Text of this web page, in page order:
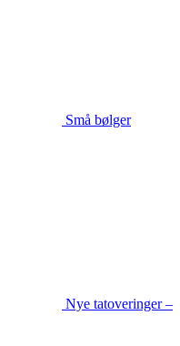
Små bølger
Nye tatoveringer –